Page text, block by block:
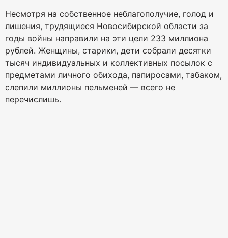
Несмотря на собственное неблагополучие, голод и
лишения, трудящиеся Новосибирской области за
годы войны направили на эти цели 233 миллиона
рублей. Женщины, старики, дети собрали десятки
тысяч индивидуальных и коллективных посылок с
предметами личного обихода, папиросами, табаком,
слепили миллионы пельменей — всего не
перечислишь.